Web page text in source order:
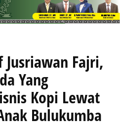
Fajri,
Yang
Kopi Lewat
Bulukumba